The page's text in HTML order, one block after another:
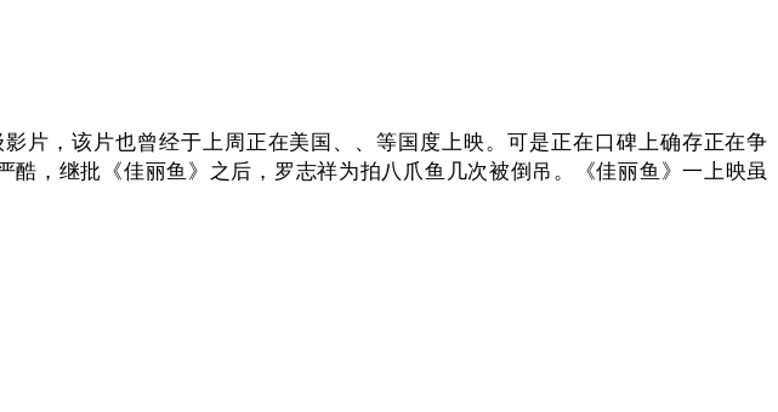
，该片也曾经于上周正在美国、、等国度上映。可是正在口碑上确存正在争
，继批《佳丽鱼》之后，罗志祥为拍八爪鱼几次被倒吊。《佳丽鱼》一上映虽